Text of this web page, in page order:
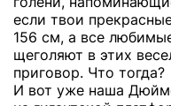
если твои
156 см, а все
щеголяют в этих
приговор. Что тогда?
И вот уже наша